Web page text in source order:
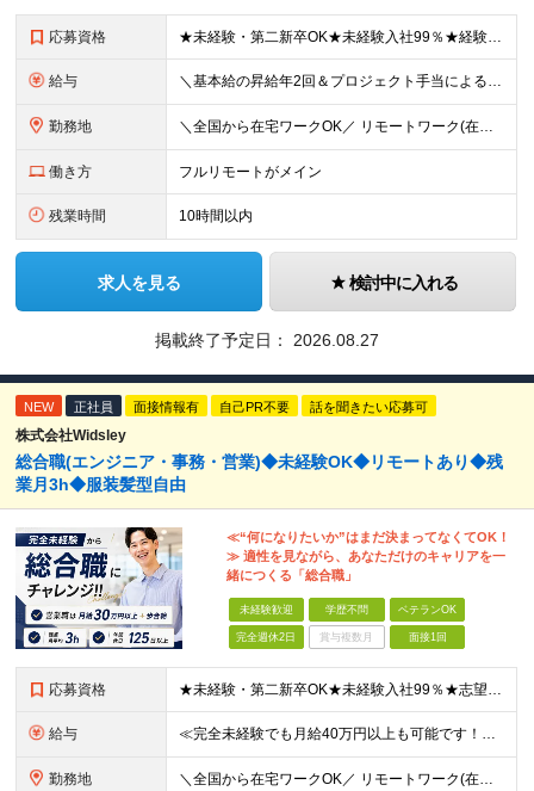
応募資格 ★未経験・第二新卒OK★未経験入社99％★経験が浅めの方も歓迎します ■前職不問 ■学歴不問 ★経験者も同時募集中です！ 開発工程不問！幅広い年齢・スキル・工程のエンジニアが活躍中です ≪志望動
給与 ＼基本給の昇給年2回＆プロジェクト手当による昇給年12回！！／ 【経験者の場合】 月給33万円～70万円＋プロジェクト手当＋資格手当 ★スキルや経験を考慮の上、優遇します ★上記給与には固定残業代
勤務地 ＼全国から在宅ワークOK／ リモートワーク(在宅勤務)or東京23区、大阪のお客様先での勤務 ★転勤はありません ★希望を考慮の上配属先を決定します ★リモートワーク率5割強 ★フルリモートの場合は
働き方 フルリモートがメイン
残業時間 10時間以内
求人を見る 検討中に入れる
掲載終了予定日： 2026.08.27
NEW 正社員 面接情報有 自己PR不要 話を聞きたい応募可
株式会社Widsley
総合職(エンジニア・事務・営業)◆未経験OK◆リモートあり◆残
業月3h◆服装髪型自由
≪“何になりたいか”はまだ決まってなくてOK！
≫ 適性を見ながら、あなただけのキャリアを一
緒につくる「総合職」
未経験歓迎 学歴不問 ベテランOK
完全週休2日 賞与複数月 面接1回
応募資格 ★未経験・第二新卒OK★未経験入社99％★志望動機不問 ■職種・業界経験不問、第二新卒大歓迎！ ■学歴不問 ≪一つでも当てはまる方はぜひご応募ください！≫ □はっきりしたキャリアの希望がない □こ
給与 ≪完全未経験でも月給40万円以上も可能です！≫ -------------- 【1】ITエンジニア 月給26万円～50万円＋プロジェクト手当＋資格手当 【2】IT事務、営業事務 月給26万円～50万
勤務地 ＼全国から在宅ワークOK／ リモートワーク(在宅勤務)or東京本社、大阪支社、または東京23区、大阪のお客様先での勤務 ★転勤はありません ★希望をもとに配属先を決定します ★リモートワーク率5割